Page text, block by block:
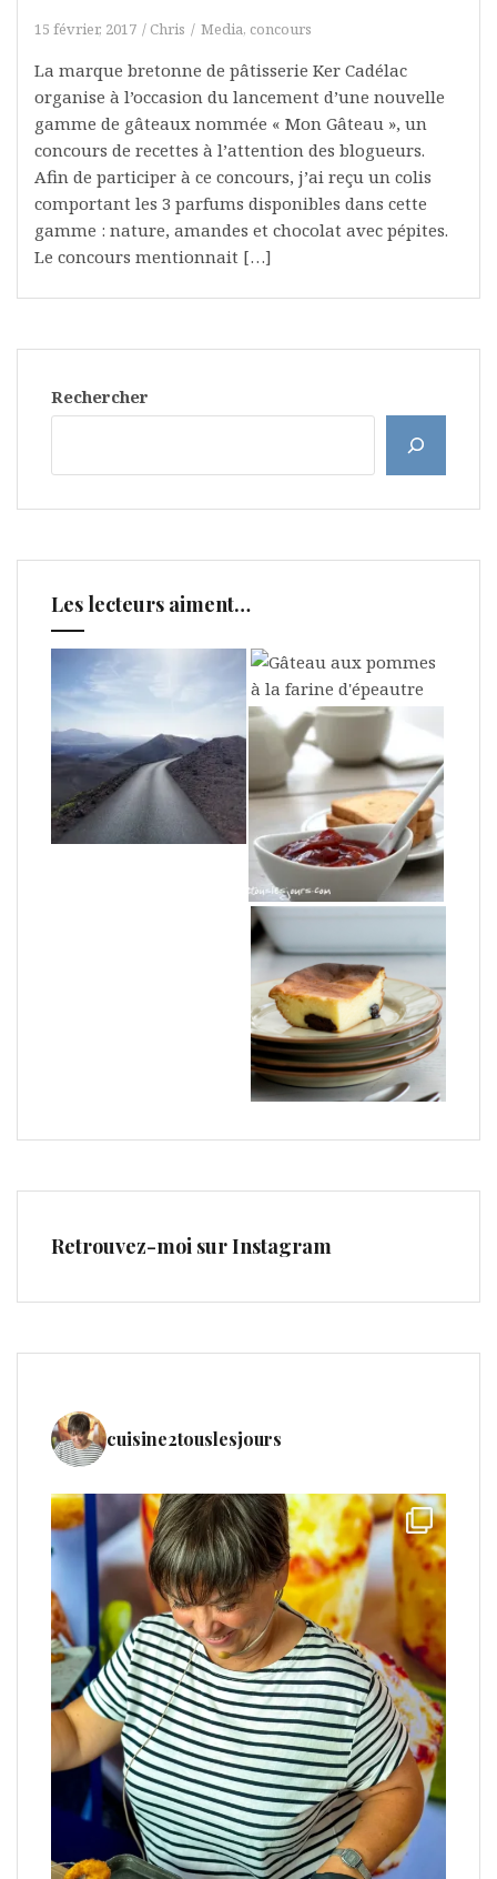
15 février, 2017 Chris Media, concours
La marque bretonne de pâtisserie Ker Cadélac
organise à l’occasion du lancement d’une nouvelle
gamme de gâteaux nommée « Mon Gâteau », un
concours de recettes à l’attention des blogueurs.
Afin de participer à ce concours, j’ai reçu un colis
comportant les 3 parfums disponibles dans cette
gamme : nature, amandes et chocolat avec pépites.
Le concours mentionnait […]
Rechercher
Les lecteurs aiment…
Retrouvez-moi sur Instagram
cuisine2touslesjours